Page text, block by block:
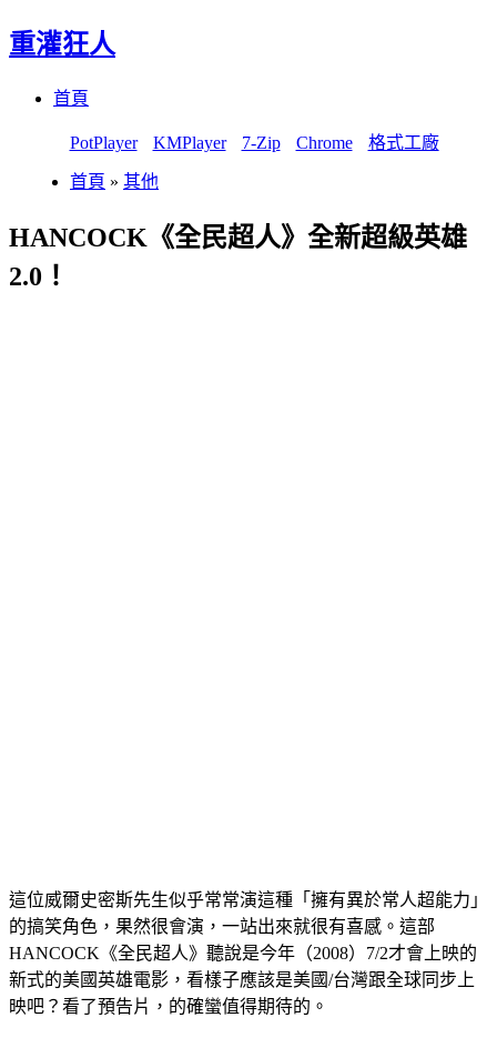
重灌狂人
首頁
PotPlayer KMPlayer 7-Zip Chrome 格式工廠
首頁 » 其他
HANCOCK《全民超人》全新超級英雄
2.0！
這位威爾史密斯先生似乎常常演這種「擁有異於常人超能力」
的搞笑角色，果然很會演，一站出來就很有喜感。這部
HANCOCK《全民超人》聽說是今年（2008）7/2才會上映的
新式的美國英雄電影，看樣子應該是美國/台灣跟全球同步上
映吧？看了預告片，的確蠻值得期待的。